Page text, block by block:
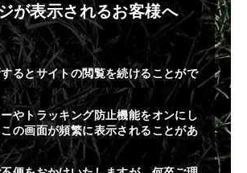
が表示されるお客様へ
るとサイトの閲覧を続けることがで
やトラッキング防止機能をオンにし
の画面が頻繁に表示されることがあ